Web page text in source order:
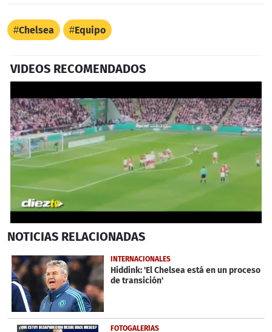
Chelsea Equipo
VIDEOS RECOMENDADOS
seconds
22
seconds
NOTICIAS RELACIONADAS
INTERNACIONALES
Hiddink: 'El Chelsea está en un proceso
de transición'
FOTOGALERÍAS